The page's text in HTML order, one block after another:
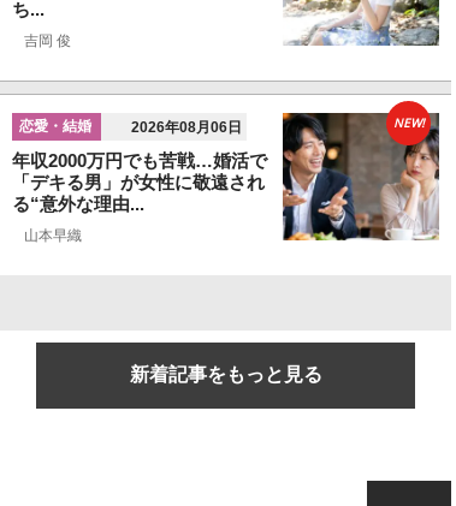
ち...
吉岡 俊
恋愛・結婚 2026年08月06日
年収2000万円でも苦戦…婚活で
「デキる男」が女性に敬遠され
る“意外な理由...
山本早織
NEW!
新着記事をもっと見る